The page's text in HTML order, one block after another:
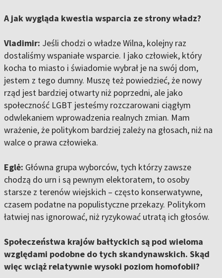
A jak wygląda kwestia wsparcia ze strony władz?
Vladimir: Jeśli chodzi o władze Wilna, kolejny raz
dostaliśmy wspaniałe wsparcie. I jako człowiek, który
kocha to miasto i świadomie wybrał je na swój dom,
jestem z tego dumny. Muszę też powiedzieć, że nowy
rząd jest bardziej otwarty niż poprzedni, ale jako
społeczność LGBT jesteśmy rozczarowani ciągłym
odwlekaniem wprowadzenia realnych zmian. Mam
wrażenie, że politykom bardziej zależy na głosach, niż na
walce o prawa człowieka.
Eglė: Główna grupa wyborców, tych którzy zawsze
chodzą do urn i są pewnym elektoratem, to osoby
starsze z terenów wiejskich – często konserwatywne,
czasem podatne na populistyczne przekazy. Politykom
łatwiej nas ignorować, niż ryzykować utratą ich głosów.
Społeczeństwa krajów bałtyckich są pod wieloma
względami podobne do tych skandynawskich. Skąd
więc wciąż relatywnie wysoki poziom homofobii?